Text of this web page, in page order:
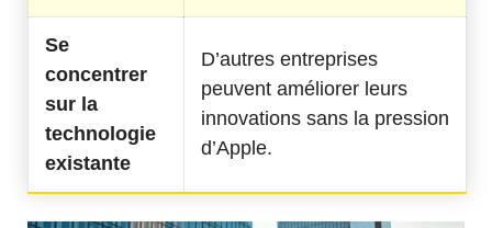
Se
concentrer
sur la
technologie
existante
D’autres entreprises
peuvent améliorer leurs
innovations sans la pression
d’Apple.